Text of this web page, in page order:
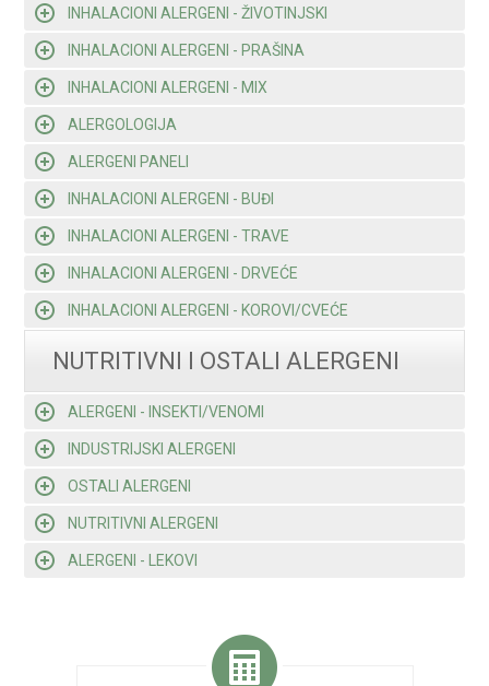
INHALACIONI ALERGENI - ŽIVOTINJSKI
INHALACIONI ALERGENI - PRAŠINA
INHALACIONI ALERGENI - MIX
ALERGOLOGIJA
ALERGENI PANELI
INHALACIONI ALERGENI - BUĐI
INHALACIONI ALERGENI - TRAVE
INHALACIONI ALERGENI - DRVEĆE
INHALACIONI ALERGENI - KOROVI/CVEĆE
NUTRITIVNI I OSTALI ALERGENI
ALERGENI - INSEKTI/VENOMI
INDUSTRIJSKI ALERGENI
OSTALI ALERGENI
NUTRITIVNI ALERGENI
ALERGENI - LEKOVI